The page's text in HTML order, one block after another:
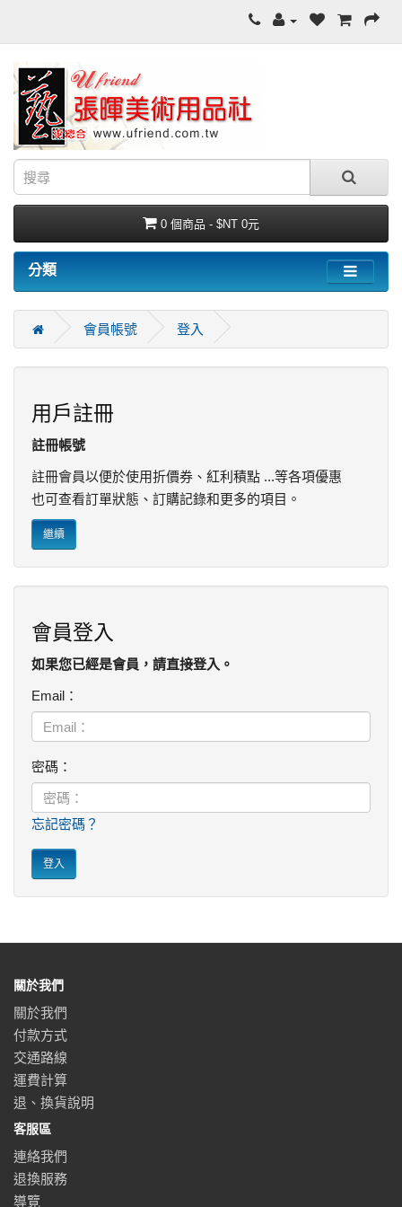
0 個商品 - $NT 0元
分類
會員帳號 登入
用戶註冊
註冊帳號
註冊會員以便於使用折價券、紅利積點 ...等各項優惠
也可查看訂單狀態、訂購記錄和更多的項目。
繼續
會員登入
如果您已經是會員，請直接登入。
Email：
密碼：
忘記密碼？
關於我們
關於我們
付款方式
交通路線
運費計算
退、換貨說明
客服區
連絡我們
退換服務
導覽